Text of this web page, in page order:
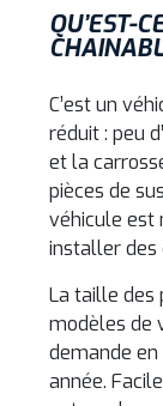
QU’EST-
C’est un
réduit : peu
et la
pièces de
véhicule est
installer des
La taille des
modèles de
demande en
année.